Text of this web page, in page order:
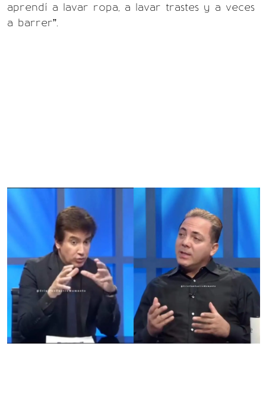
aprendí a lavar ropa, a lavar trastes y a veces
a barrer”.